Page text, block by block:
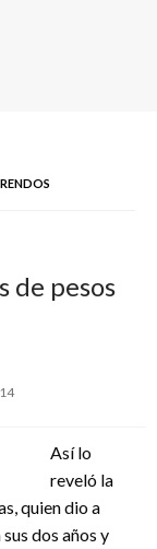
de pesos
Así lo
reveló la
quien dio a
dos años y